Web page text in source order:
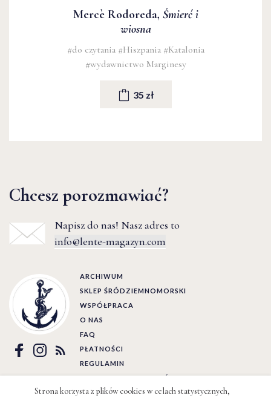
Mercè Rodoreda, Śmierć i
wiosna
#do czytania #Hiszpania #Katalonia
#wydawnictwo Marginesy
35 zł
Chcesz porozmawiać?
Napisz do nas! Nasz adres to
info@lente-magazyn.com
ARCHIWUM
SKLEP ŚRÓDZIEMNOMORSKI
WSPÓŁPRACA
O NAS
FAQ
PŁATNOŚCI
REGULAMIN
POLITYKA PRYWATNOŚCI
Strona korzysta z plików cookies w celach statystycznych,